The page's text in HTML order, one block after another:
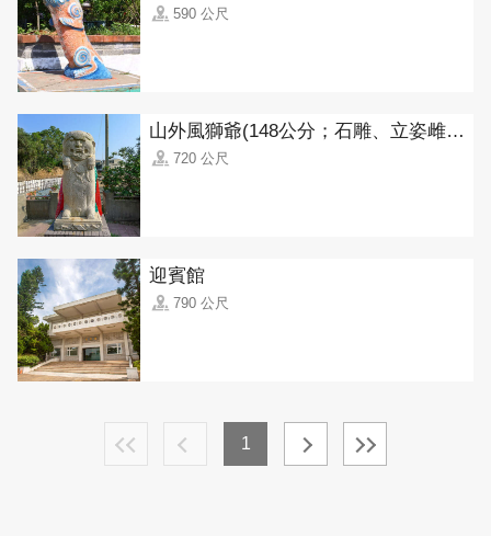
590 公尺
山外風獅爺(148公分；石雕、立姿雌獅)
720 公尺
迎賓館
790 公尺
1